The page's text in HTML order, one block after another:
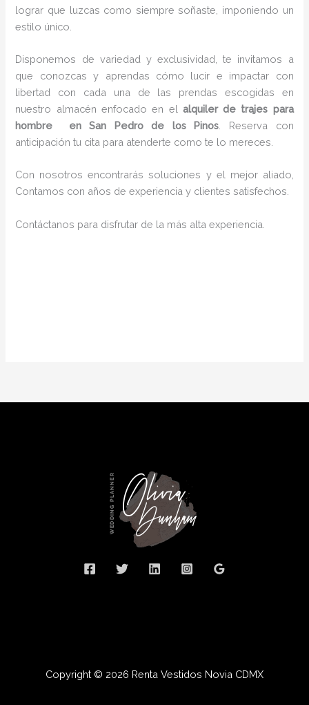
lograr que luzcas como siempre soñaste, imponiendo un
estilo único.
Disponemos de variedad y exclusividad, te invitamos a
que conozcas y aprendas cómo lucir e impactar con
libertad con cada una de las prendas escogidas en
nuestro almacén enfocado en el alquiler de trajes para
hombre en San Pedro de los Pinos . Reserva con
anticipación tu cita para atenderte como te lo mereces.
Con nosotros encontrarás soluciones y el mejor aliado,
Contamos con años de experiencia y clientes satisfechos.
Contáctanos para disfrutar de la más alta experiencia.
Copyright © 2026 Renta Vestidos Novia CDMX